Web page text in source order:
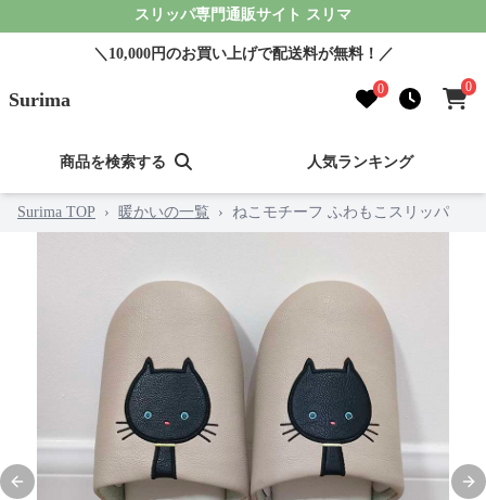
スリッパ専門通販サイト スリマ
＼10,000円のお買い上げで配送料が無料！／
Surima 0 0
商品を検索する 人気ランキング
Surima TOP › 暖かいの一覧 › ねこモチーフ ふわもこスリッパ
Previous slide